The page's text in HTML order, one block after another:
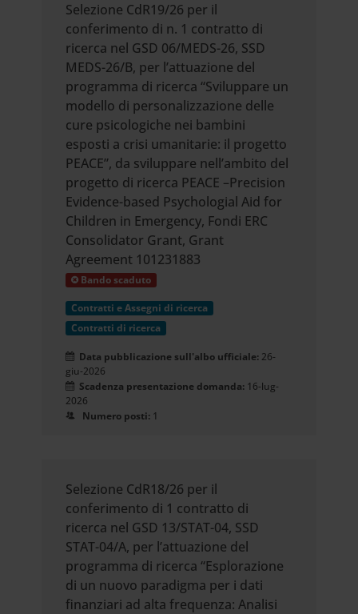
Selezione CdR19/26 per il
conferimento di n. 1 contratto di
ricerca nel GSD 06/MEDS-26, SSD
MEDS-26/B, per l’attuazione del
programma di ricerca “Sviluppare un
modello di personalizzazione delle
cure psicologiche nei bambini
esposti a crisi umanitarie: il progetto
PEACE”, da sviluppare nell’ambito del
progetto di ricerca PEACE –Precision
Evidence-based Psychologial Aid for
Children in Emergency, Fondi ERC
Consolidator Grant, Grant
Agreement 101231883
Bando scaduto
Contratti e Assegni di ricerca
Contratti di ricerca
Data pubblicazione sull'albo ufficiale: 26-
giu-2026
Scadenza presentazione domanda: 16-lug-
2026
Numero posti: 1
Selezione CdR18/26 per il
conferimento di 1 contratto di
ricerca nel GSD 13/STAT-04, SSD
STAT-04/A, per l’attuazione del
programma di ricerca “Esplorazione
di un nuovo paradigma per i dati
finanziari ad alta frequenza: Analisi